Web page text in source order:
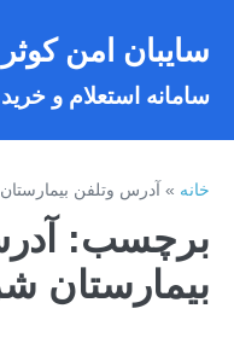
سایبان امن کوثر
سامانه استعلام و خرید
خانه»آدرس وتلفن
برچسب:
بیمارستان